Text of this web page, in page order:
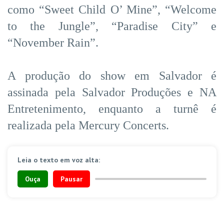
como “Sweet Child O’ Mine”, “Welcome
to the Jungle”, “Paradise City” e
“November Rain”.
A produção do show em Salvador é
assinada pela Salvador Produções e NA
Entretenimento, enquanto a turnê é
realizada pela Mercury Concerts.
Leia o texto em voz alta:
Ouça Pausar